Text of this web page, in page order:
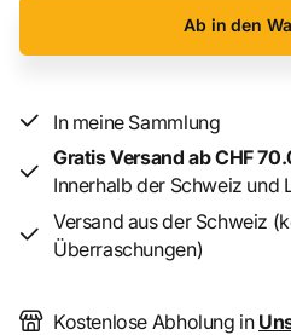
Ab in den
In meine Sammlung
Gratis Versand ab CHF
Innerhalb der Schweiz und
Versand aus der Schweiz
Überraschungen)
Kostenlose Abholung in